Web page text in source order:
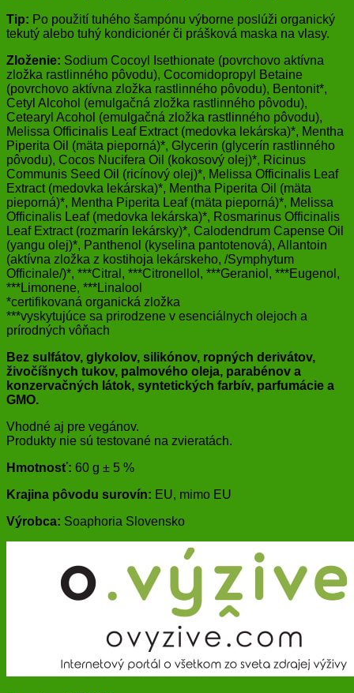
Tip: Po použití tuhého šampónu výborne poslúži organický
tekutý alebo tuhý kondicionér či prášková maska na vlasy.
Zloženie: Sodium Cocoyl Isethionate (povrchovo aktívna
zložka rastlinného pôvodu), Cocomidopropyl Betaine
(povrchovo aktívna zložka rastlinného pôvodu), Bentonit*,
Cetyl Alcohol (emulgačná zložka rastlinného pôvodu),
Cetearyl Acohol (emulgačná zložka rastlinného pôvodu),
Melissa Officinalis Leaf Extract (medovka lekárska)*, Mentha
Piperita Oil (mäta pieporná)*, Glycerin (glycerín rastlinného
pôvodu), Cocos Nucifera Oil (kokosový olej)*, Ricinus
Communis Seed Oil (ricínový olej)*, Melissa Officinalis Leaf
Extract (medovka lekárska)*, Mentha Piperita Oil (mäta
pieporná)*, Mentha Piperita Leaf (mäta pieporná)*, Melissa
Officinalis Leaf (medovka lekárska)*, Rosmarinus Officinalis
Leaf Extract (rozmarín lekársky)*, Calodendrum Capense Oil
(yangu olej)*, Panthenol (kyselina pantotenová), Allantoin
(aktívna zložka z kostihoja lekárskeho, /Symphytum
Officinale/)*, ***Citral, ***Citronellol, ***Geraniol, ***Eugenol,
***Limonene, ***Linalool
*certifikovaná organická zložka
***vyskytujúce sa prirodzene v esenciálnych olejoch a
prírodných vôňach
Bez sulfátov, glykolov, silikónov, ropných derivátov,
živočíšnych tukov, palmového oleja, parabénov a
konzervačných látok, syntetických farbív, parfumácie a
GMO.
Vhodné aj pre vegánov.
Produkty nie sú testované na zvieratách.
Hmotnosť: 60 g ± 5 %
Krajina pôvodu surovín: EU, mimo EU
Výrobca: Soaphoria Slovensko